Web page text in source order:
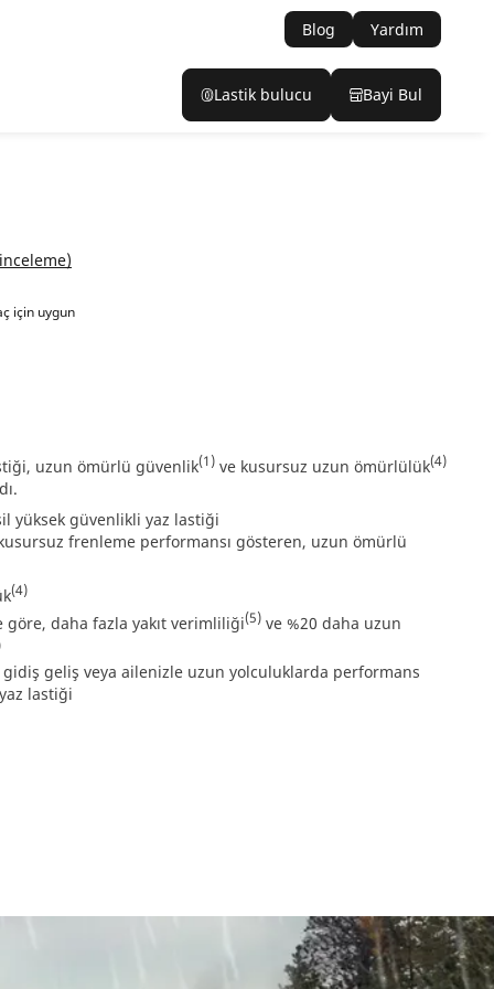
Blog Yardım
Lastik bulucu Bayi Bul
için uygun
uzun ömürlü güvenlik(1) ve kusursuz uzun ömürlülük(4)
yüksek güvenlikli yaz lastiği
frenleme performansı gösteren, uzun ömürlü
(4)
daha fazla yakıt verimliliği(5) ve %20 daha uzun
gidiş geliş veya ailenizle uzun yolculuklarda performans
lastiği